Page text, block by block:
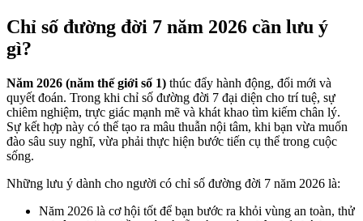
Chỉ số đường đời 7 năm 2026 cần lưu ý
gì?
Năm 2026 (năm thế giới số 1) thúc đẩy hành động, đổi mới và
quyết đoán. Trong khi chỉ số đường đời 7 đại diện cho trí tuệ, sự
chiêm nghiệm, trực giác mạnh mẽ và khát khao tìm kiếm chân lý.
Sự kết hợp này có thể tạo ra mâu thuẫn nội tâm, khi bạn vừa muốn
đào sâu suy nghĩ, vừa phải thực hiện bước tiến cụ thể trong cuộc
sống.
Những lưu ý dành cho người có chỉ số đường đời 7 năm 2026 là:
Năm 2026 là cơ hội tốt để bạn bước ra khỏi vùng an toàn, thử